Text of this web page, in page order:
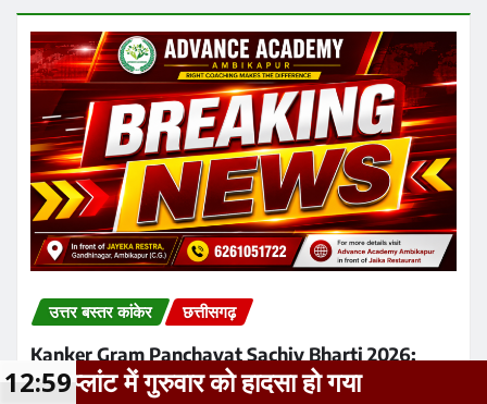
उत्तर बस्तर कांकेर छत्तीसगढ़
Kanker Gram Panchayat Sachiv Bharti 2026:
पात्र-अपात्र सूची जारी, 20 अगस्त तक करें दावा-आपत्ति
Ashish Sinha Aug 6, 2026
हो गया छत्तीसगढ़ के सक्ती जिले में
12:59